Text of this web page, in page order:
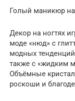
Голый маникюр на
Декор на ногтях
моде «нюд» с
модных
также с «жидким
Объёмные
роскоши и